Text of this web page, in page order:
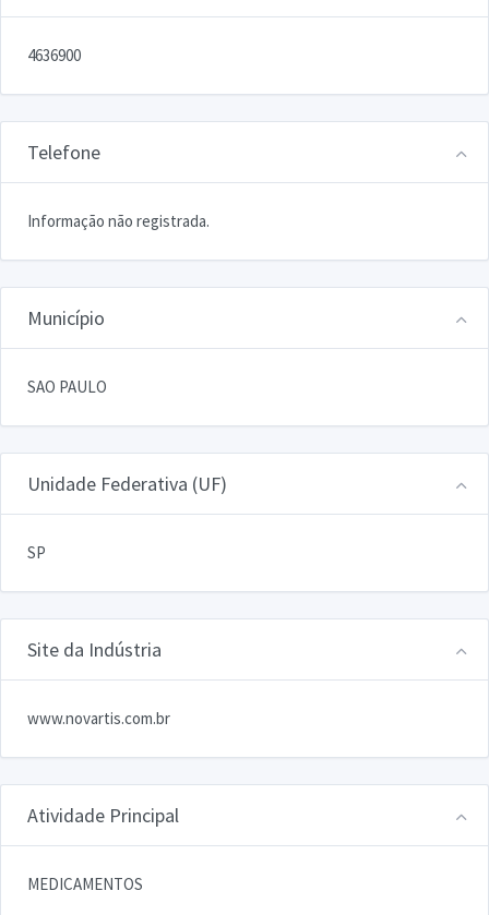
4636900
Telefone
Informação não registrada.
Município
SAO PAULO
Unidade Federativa (UF)
SP
Site da Indústria
www.novartis.com.br
Atividade Principal
MEDICAMENTOS